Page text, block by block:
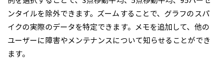
ンタイルを除外できます。ズームすることで、グラフのスパ
イクの実際のデータを特定できます。メモを追加して、他の
ユーザーに障害やメンテナンスについて知らせることができ
ます。